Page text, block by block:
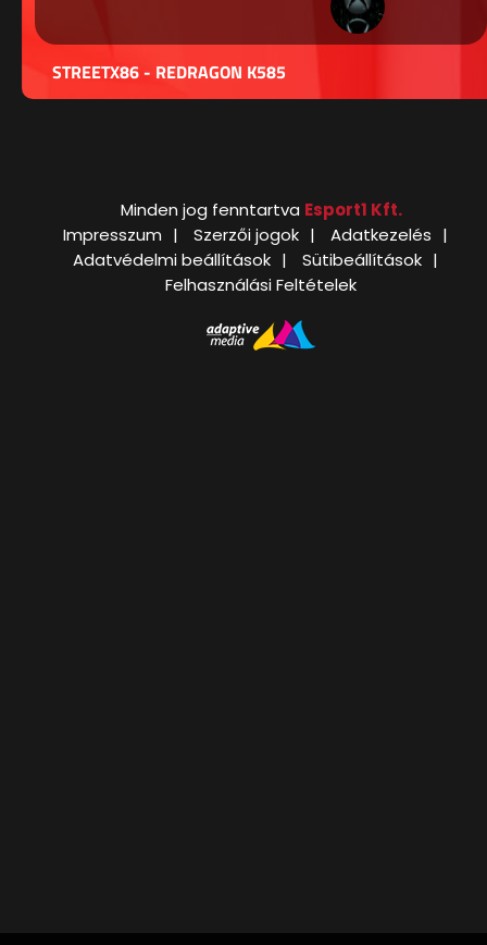
STREETX86 - REDRAGON K585
Minden jog fenntartva Esport1 Kft.
Impresszum
Szerzői jogok
Adatkezelés
Adatvédelmi beállítások
Sütibeállítások
Felhasználási Feltételek